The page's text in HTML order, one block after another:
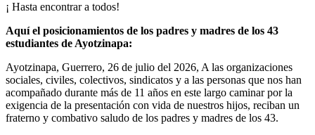
¡ Hasta encontrar a todos!
Aquí el posicionamientos de los padres y madres de los 43
estudiantes de Ayotzinapa:
Ayotzinapa, Guerrero, 26 de julio del 2026, A las organizaciones
sociales, civiles, colectivos, sindicatos y a las personas que nos han
acompañado durante más de 11 años en este largo caminar por la
exigencia de la presentación con vida de nuestros hijos, reciban un
fraterno y combativo saludo de los padres y madres de los 43.